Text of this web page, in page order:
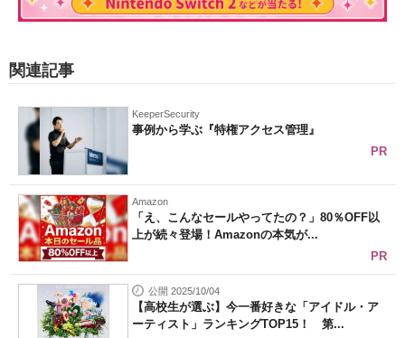
関連記事
KeeperSecurity
事例から学ぶ『特権アクセス管理』
PR
Amazon
「え、こんなセールやってたの？」80％OFF以
上が続々登場！Amazonの本気が...
PR
公開 2025/10/04
【高校生が選ぶ】今一番好きな「アイドル・ア
ーティスト」ランキングTOP15！ 第...